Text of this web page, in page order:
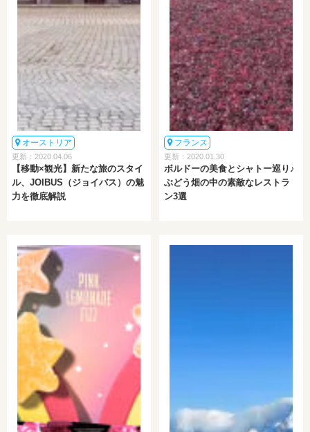
オーストリア
更新：2020.04.06
【移動×観光】新たな旅のスタイ
ル、JOIBUS（ジョイバス）の魅
力を徹底解説
フランス
更新：2020.01.30
ボルドーの美食とシャトー巡り♪
ぶどう畑の中の素敵なレストラ
ン3選